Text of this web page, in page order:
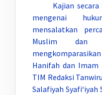
Kajian
mengenai
mensalatkan
Muslim dan
Hanifah dan Imam
TIM Redaksi
Salafiyah